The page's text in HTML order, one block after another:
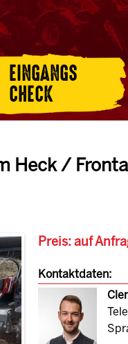
EINGANGS
CHECK
Heck /
Preis: auf
Kontaktdaten: